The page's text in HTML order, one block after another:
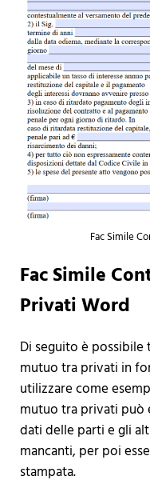
Fac Simile
Fac Simile
Privati Word
Di seguito è
mutuo tra privati in
utilizzare come
mutuo tra privati può
dati delle parti e gli
mancanti, per poi
stampata.